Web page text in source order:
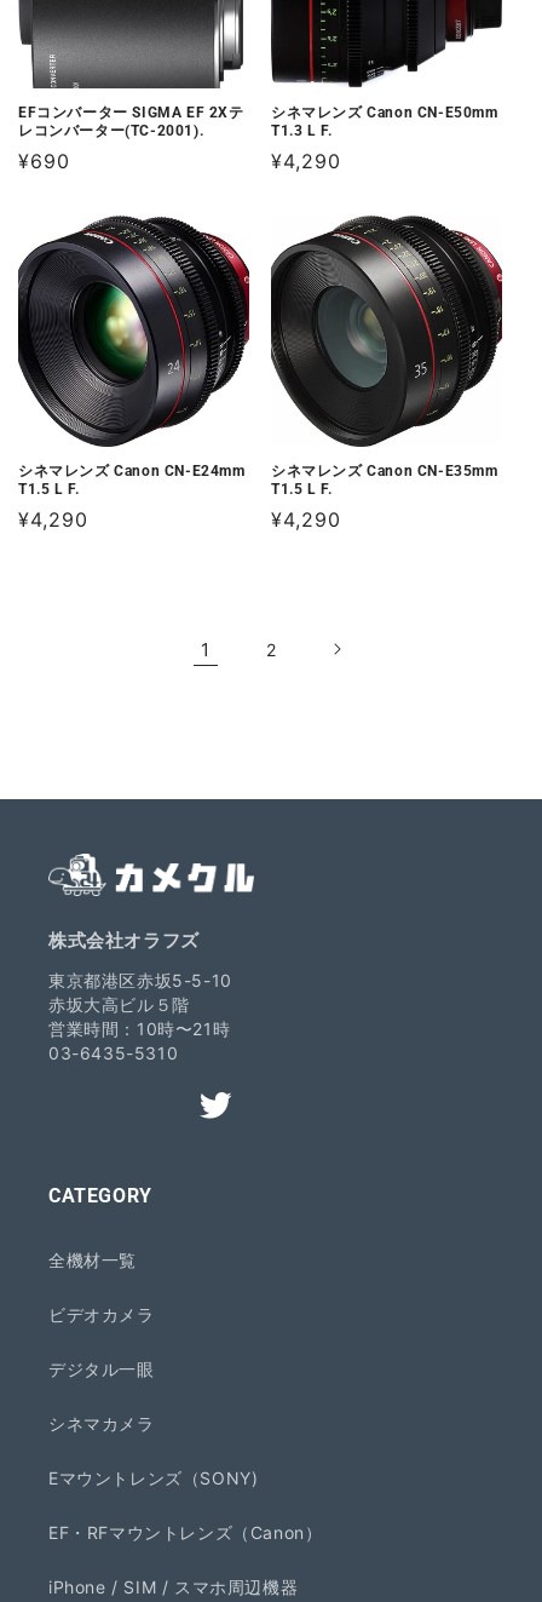
EFコンバーター SIGMA EF 2Xテ
レコンバーター(TC-2001).
通
格
¥690
シネマレンズ Canon CN-E50mm
T1.3 L F.
通
格
¥4,290
シネマレンズ Canon CN-E24mm
T1.5 L F.
通
¥4,290
シネマレンズ Canon CN-E35mm
T1.5 L F.
通
¥4,290
1 2
株式会社オラフズ
東京都港区赤坂5-5-10
赤坂大高ビル５階
営業時間：10時〜21時
03-6435-5310
CATEGORY
全機材一覧
ビデオカメラ
デジタル一眼
シネマカメラ
Eマウントレンズ（SONY)
EF・RFマウントレンズ（Canon）
iPhone / SIM / スマホ周辺機器